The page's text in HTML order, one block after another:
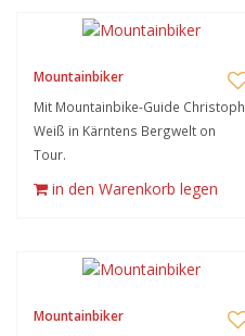
Mountainbiker
Mit Mountainbike-Guide Christoph
Weiß in Kärntens Bergwelt on
Tour.
in den Warenkorb legen
Mountainbiker